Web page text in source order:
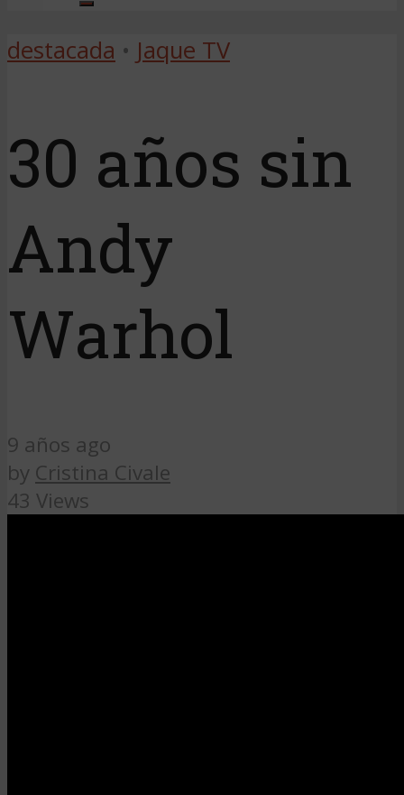
destacada • Jaque TV
30 años sin
Andy
Warhol
9 años ago
by Cristina Civale
43 Views